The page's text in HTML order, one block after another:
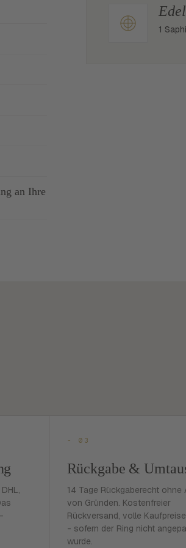
an Ihre
1
- 03
Rückgabe &
14 Tage Rückgaberecht ohne
von Gründen. Kostenfreier
Rückversand, volle
- sofern der Ring nicht
wurde.